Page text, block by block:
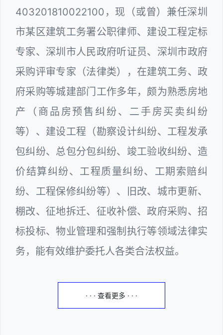
403201810022100，现（或曾）兼任深圳
市某区建筑工务署公职律师、建设工程定标
专家、深圳市人民政府听证员、深圳市政府
采购评审专家（法律类），在建筑工务、政
府采购等城建部门工作多年，颇为熟悉房地
产（商品房预售纠纷、二手房买卖纠纷
等）、建设工程（勘察设计纠纷、工程发承
包纠纷、总包分包纠纷、竣工验收纠纷、造
价结算纠纷、工程质量纠纷、工期索赔纠
纷、工程保修纠纷等）、旧改、城市更新、
棚改、征地拆迁、征收补偿、政府采购、招
标投标、物业管理和强制执行等领域法律实
务，能有效维护委托人各类合法权益。
· · · 查看更多 · · ·